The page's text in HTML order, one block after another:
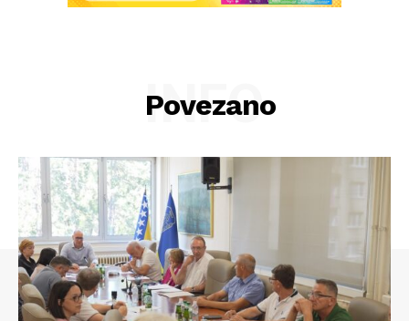
Povezano
INFO